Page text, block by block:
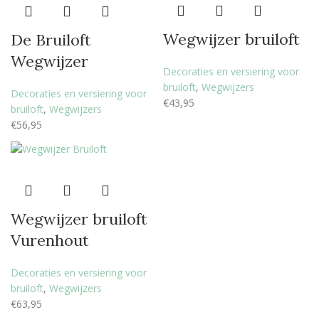
De Bruiloft
Wegwijzer
Decoraties en versiering voor
bruiloft, Wegwijzers
€56,95
Wegwijzer bruiloft
Decoraties en versiering voor
bruiloft, Wegwijzers
€43,95
Wegwijzer bruiloft
Vurenhout
Decoraties en versiering voor
bruiloft, Wegwijzers
€63,95